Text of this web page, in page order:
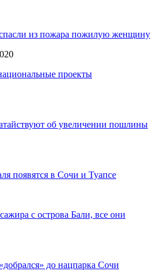
из пожара пожилую женщину
проекты
об увеличении пошлины
появятся в Сочи и Туапсе
с острова Бали, все они
до нацпарка Сочи